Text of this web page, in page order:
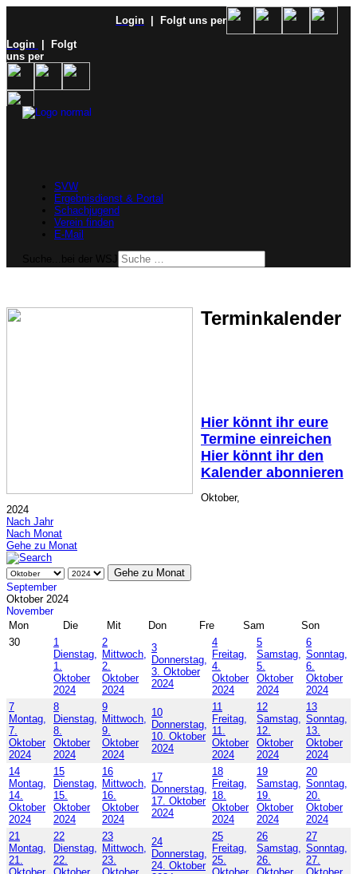
Login
| Folgt uns per
Login
| Folgt
uns per
SVW
Ergebnisdienst & Portal
Schachjugend
Verein finden
E-Mail
Terminkalender
Hier könnt ihr eure
Termine einreichen
Hier könnt ihr den
Kalender abonnieren
Oktober,
2024
Nach Jahr
Nach Monat
Gehe zu Monat
Gehe zu Monat
September
Oktober 2024
November
Mon
Die Mit Don Fre Sam
Son
30
1
Dienstag,
1.
Oktober
2024
2
Mittwoch,
2.
Oktober
2024
3
Donnerstag,
3. Oktober
2024
4
Freitag,
4.
Oktober
2024
5
Samstag,
5.
Oktober
2024
6
Sonntag,
6.
Oktober
2024
7
Montag,
7.
Oktober
2024
8
Dienstag,
8.
Oktober
2024
9
Mittwoch,
9.
Oktober
2024
10
Donnerstag,
10. Oktober
2024
11
Freitag,
11.
Oktober
2024
12
Samstag,
12.
Oktober
2024
13
Sonntag,
13.
Oktober
2024
14
Montag,
14.
Oktober
2024
15
Dienstag,
15.
Oktober
2024
16
Mittwoch,
16.
Oktober
2024
17
Donnerstag,
17. Oktober
2024
18
Freitag,
18.
Oktober
2024
19
Samstag,
19.
Oktober
2024
20
Sonntag,
20.
Oktober
2024
21
Montag,
21.
22
Dienstag,
22.
23
Mittwoch,
23.
24
Donnerstag,
24. Oktober
25
Freitag,
25.
26
Samstag,
26.
27
Sonntag,
27.